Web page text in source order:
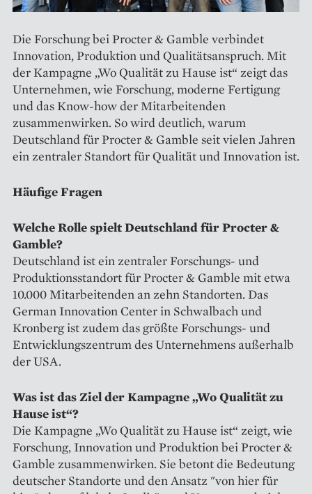
Die Forschung bei Procter & Gamble verbindet
Innovation, Produktion und Qualitätsanspruch. Mit
der Kampagne „Wo Qualität zu Hause ist“ zeigt das
Unternehmen, wie Forschung, moderne Fertigung
und das Know-how der Mitarbeitenden
zusammenwirken. So wird deutlich, warum
Deutschland für Procter & Gamble seit vielen Jahren
ein zentraler Standort für Qualität und Innovation ist.
Häufige Fragen
Welche Rolle spielt Deutschland für Procter &
Gamble?
Deutschland ist ein zentraler Forschungs- und
Produktionsstandort für Procter & Gamble mit etwa
10.000 Mitarbeitenden an zehn Standorten. Das
German Innovation Center in Schwalbach und
Kronberg ist zudem das größte Forschungs- und
Entwicklungszentrum des Unternehmens außerhalb
der USA.
Was ist das Ziel der Kampagne „Wo Qualität zu
Hause ist“?
Die Kampagne „Wo Qualität zu Hause ist“ zeigt, wie
Forschung, Innovation und Produktion bei Procter &
Gamble zusammenwirken. Sie betont die Bedeutung
deutscher Standorte und den Ansatz "von hier für